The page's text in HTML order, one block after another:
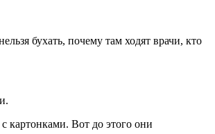
бухать, почему там ходят врачи, кто
картонками. Вот до этого они